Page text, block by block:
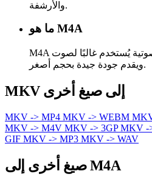
والأرشفة.
ما هو M4A
M4A هو تنسيق حاوية صوتية يُستخدم غالبًا لصوت AAC
ويقدم جودة جيدة بحجم أصغر.
MKV إلى صيغ أخرى
MKV -> MP4 MKV -> WEBM
MKV -> M4V MKV -> 3GPMKV -
GIF MKV -> MP3 MKV -> WAV
صيغ أخرى إلى M4A